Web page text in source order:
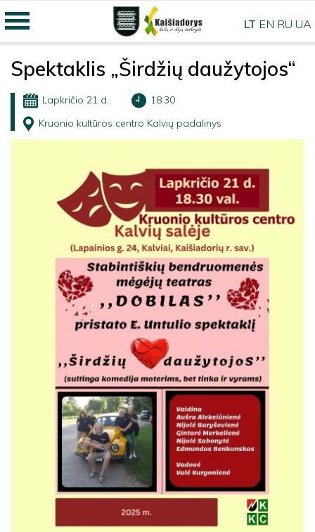
Spektaklis „Širdžių daužytojos“
Lapkričio 21 d.
18:30
Kruonio kultūros centro Kalvių padalinys
LT EN RU UA